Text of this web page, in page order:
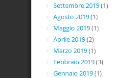
Settembre 2019(1)
Agosto 2019(1)
Maggio 2019(1)
Aprile 2019(2)
Marzo 2019(1)
Febbraio 2019(3)
Gennaio 2019(1)